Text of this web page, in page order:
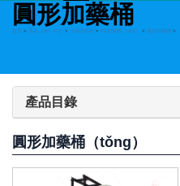
圓形加藥桶
首頁 > 產品（pǐn）中心 > 水處理係列 > PE加藥桶（tǒng） > 圓形加藥桶 >
產品目錄
圓形加藥桶（tǒng）